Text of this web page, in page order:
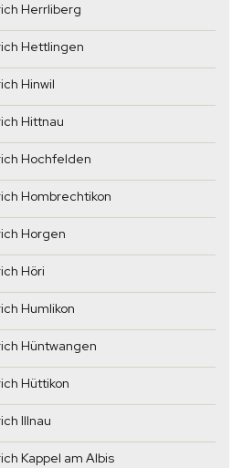
Herrliberg
Hettlingen
Hinwil
Hittnau
Hochfelden
Hombrechtikon
Horgen
Höri
Humlikon
Hüntwangen
Hüttikon
Illnau
Kappel am Albis